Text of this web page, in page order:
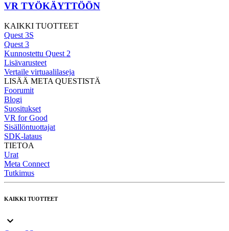
VR TYÖKÄYTTÖÖN
KAIKKI TUOTTEET
Quest 3S
Quest 3
Kunnostettu Quest 2
Lisävarusteet
Vertaile virtuaalilaseja
LISÄÄ META QUESTISTÄ
Foorumit
Blogi
Suositukset
VR for Good
Sisällöntuottajat
SDK-lataus
TIETOA
Urat
Meta Connect
Tutkimus
KAIKKI TUOTTEET